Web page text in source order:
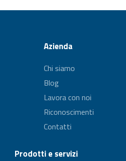
Azienda
Chi siamo
Blog
Lavora con noi
Riconoscimenti
Contatti
Prodotti e servizi